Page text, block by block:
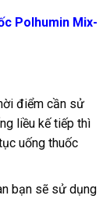
Polhumin Mix-
điểm cần sử
liều kế tiếp thì
uống thuốc
bạn sẽ sử dụng